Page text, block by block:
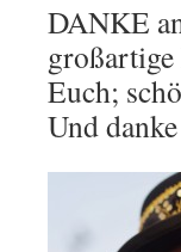
DANKE
großartige
Euch;
Und